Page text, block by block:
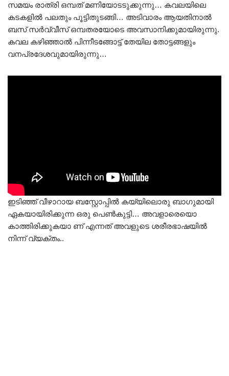
സമയം രാത്രി ഒമ്പത് മണിയോടടുക്കുന്നു… കവലയിലെ
കടകളിൽ പലതും പൂട്ടിതുടങ്ങി… അടിവാരം ആയതിനാൽ
ബസ് സർവ്വീസ് ഒമ്പതരയോടെ അവസാനിക്കുമായിരുന്നു.
കവല കഴിഞ്ഞാൽ പിന്നീടങ്ങോട്ട് തേയില തോട്ടങ്ങളും
വനപ്രദേശവുമായിരുന്നു…
ഇടിഞ്ഞ് വീഴാറായ ബസ്റ്റോപ്പിൽ കയ്യിലൊരു ബാഗുമായി
ഏകയായിരിക്കുന്ന ഒരു പെൺകുട്ടി… അവളാരെയൊ
കാത്തിരിക്കുകയാ ണ് എന്നത് അവളുടെ ശരീരഭാഷയിൽ
നിന്ന് വ്യക്തം..